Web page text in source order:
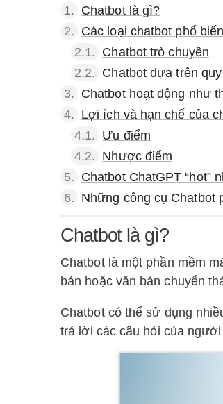
1. Chatbot là gì?
2. Các loại chatbot phổ
2.1. Chatbot trò chuyện
2.2. Chatbot dựa trên
3. Chatbot hoạt động như
4. Lợi ích và hạn chế của
4.1. Ưu điểm
4.2. Nhược điểm
5. Chatbot ChatGPT “hot”
6. Những công cụ Chatbot
Chatbot là gì?
Chatbot là một phần mềm
bản hoặc văn bản chuyển
Chatbot có thể sử dụng
trả lời các câu hỏi của người